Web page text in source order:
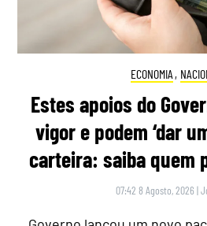
ECONOMIA ,
Estes apoios do
vigor e podem ‘dar
carteira: saiba quem
07:42 8 Agosto, 2026 |